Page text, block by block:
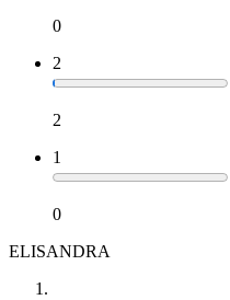
0
2
2
1
0
ELISANDRA